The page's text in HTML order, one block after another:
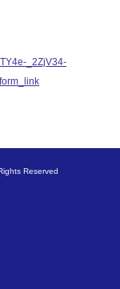
_2ZjV34-
Reserved